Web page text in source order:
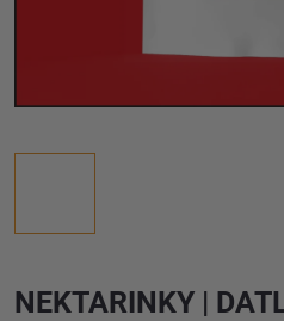
NEKTARINKY |